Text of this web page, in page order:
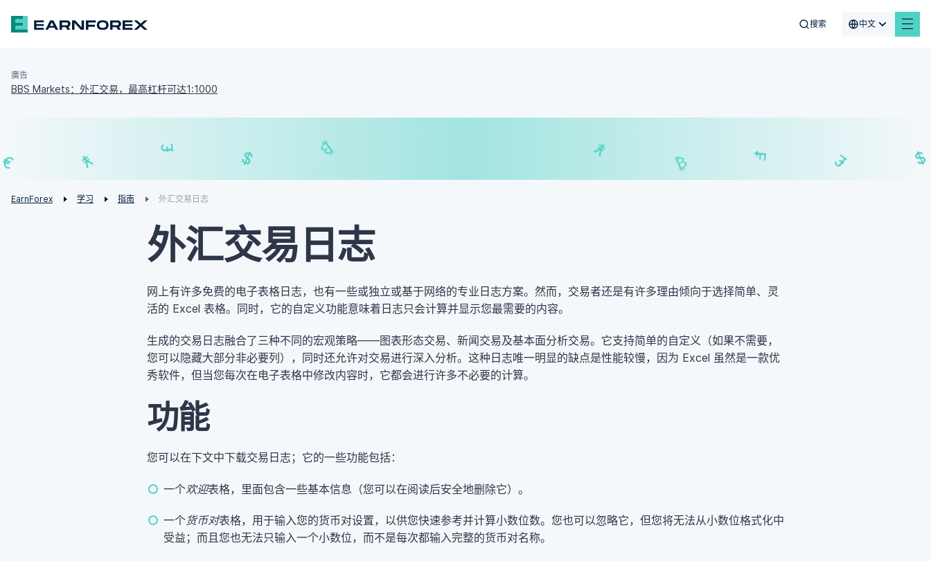
搜索 中文
廣告
BBS Markets：外汇交易，最高杠杆可达1:1000
$
£
€
₣ £
EarnForex 学习 指南 外汇交易日志
外汇交易日志
网上有许多免费的电子表格日志，也有一些或独立或基于网络的专业日志方案。然而，交易者还是有许多理由倾向于选择简单、灵
活的 Excel 表格。同时，它的自定义功能意味着日志只会计算并显示您最需要的内容。
生成的交易日志融合了三种不同的宏观策略——图表形态交易、新闻交易及基本面分析交易。它支持简单的自定义（如果不需要，
您可以隐藏大部分非必要列），同时还允许对交易进行深入分析。这种日志唯一明显的缺点是性能较慢，因为 Excel 虽然是一款优
秀软件，但当您每次在电子表格中修改内容时，它都会进行许多不必要的计算。
功能
您可以在下文中下载交易日志；它的一些功能包括：
一个欢迎表格，里面包含一些基本信息（您可以在阅读后安全地删除它）。
一个货币对表格，用于输入您的货币对设置，以供您快速参考并计算小数位数。您也可以忽略它，但您将无法从小数位格式化中
受益；而且您也无法只输入一个小数位，而不是每次都输入完整的货币对名称。